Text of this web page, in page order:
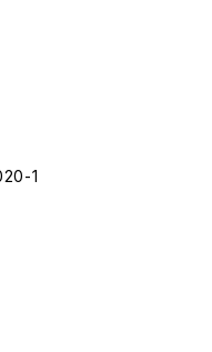
1